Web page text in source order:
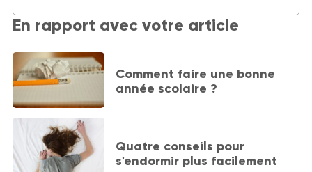
En rapport avec votre article
Comment faire une bonne
année scolaire ?
Quatre conseils pour
s'endormir plus facilement